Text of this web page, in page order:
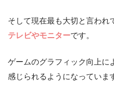
そして現在最も大切と言われ
テレビやモニターです。
ゲームのグラフィック向上に
感じられるようになっていま